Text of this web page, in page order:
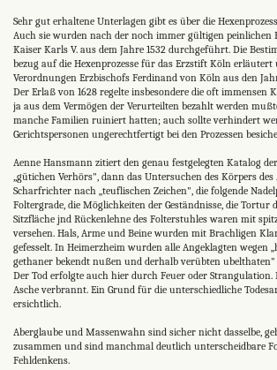
Sehr gut erhaltene Unterlagen gibt es über die
Auch sie wurden nach der noch immer gültigen peinlichen
Kaiser Karls V. aus dem Jahre 1532 durchgeführt. Die
bezug auf die Hexenprozesse für das Erzstift Köln
Verordnungen Erzbischofs Ferdinand von Köln aus den
Der Erlaß von 1628 regelte insbesondere die oft immensen
ja aus dem Vermögen der Verurteilten bezahlt werden
manche Familien ruiniert hatten; auch sollte verhindert
Gerichtspersonen ungerechtfertigt bei den Prozessen
Aenne Hansmann zitiert den genau festgelegten Katalog
,,gütichen Verhörs", dann das Untersuchen des Körpers
Scharfrichter nach „teuflischen Zeichen", die folgende
Foltergrade, die Möglichkeiten der Geständnisse, die Tortur
Sitzfläche jnd Rückenlehne des Folterstuhles waren mit
versehen. Hals, Arme und Beine wurden mit Brachligen
gefesselt. In Heimerzheim wurden alle Angeklagten wegen
gethaner bekendt nußen und derhalb verübten
Der Tod erfolgte auch hier durch Feuer oder Strangulation.
Asche verbrannt. Ein Grund für die unterschiedliche
ersichtlich.
Aberglaube und Massenwahn sind sicher nicht dasselbe,
zusammen und sind manchmal deutlich unterscheidbare
Fehldenkens.